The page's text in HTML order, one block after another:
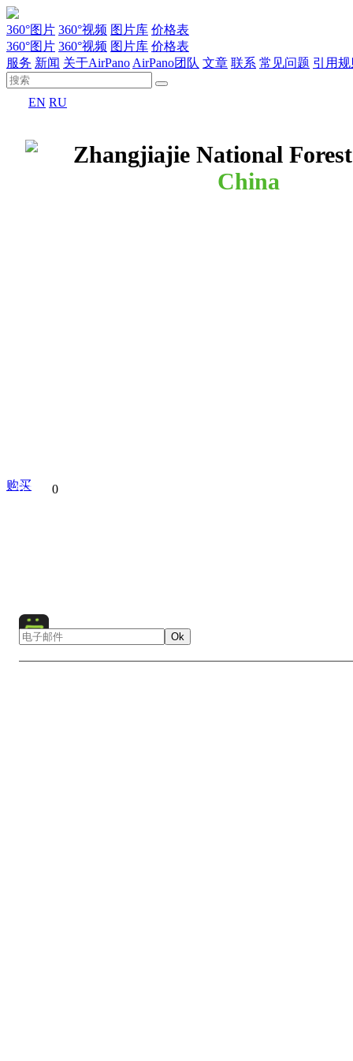
360°图片 360°视频 图片库 价格表
360°图片 360°视频 图片库 价格表
服务 新闻 关于AirPano AirPano团队 文章 联系 常见问题 引用
EN RU
Zhangjiajie National
China
分享到 0
购买
Ok